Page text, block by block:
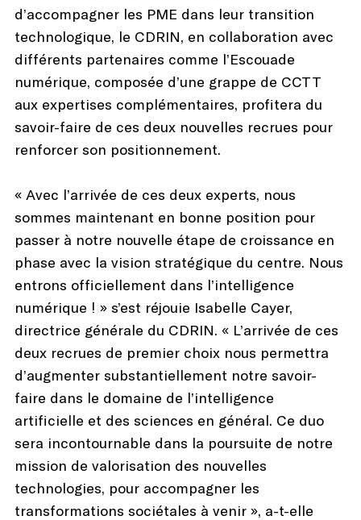
d’accompagner les PME dans leur transition
technologique, le CDRIN, en collaboration avec
différents partenaires comme l’Escouade
numérique, composée d’une grappe de CCTT
aux expertises complémentaires, profitera du
savoir-faire de ces deux nouvelles recrues pour
renforcer son positionnement.
« Avec l’arrivée de ces deux experts, nous
sommes maintenant en bonne position pour
passer à notre nouvelle étape de croissance en
phase avec la vision stratégique du centre. Nous
entrons officiellement dans l’intelligence
numérique ! » s’est réjouie Isabelle Cayer,
directrice générale du CDRIN. « L’arrivée de ces
deux recrues de premier choix nous permettra
d’augmenter substantiellement notre savoir-
faire dans le domaine de l’intelligence
artificielle et des sciences en général. Ce duo
sera incontournable dans la poursuite de notre
mission de valorisation des nouvelles
technologies, pour accompagner les
transformations sociétales à venir », a-t-elle